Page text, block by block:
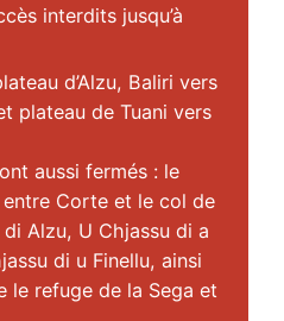
interdits jusqu’à
d’Alzu, Baliri vers
plateau de Tuani vers
aussi fermés : le
Corte et le col de
Alzu, U Chjassu di a
di u Finellu, ainsi
le refuge de la Sega et